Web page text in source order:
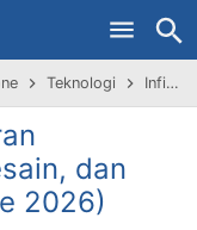
Teknologi Infinix Note Edge: Bocoran Spesifikasi Lengkap, Desain, dan Perkiraan Harga (Update 2026)
dan
2026)